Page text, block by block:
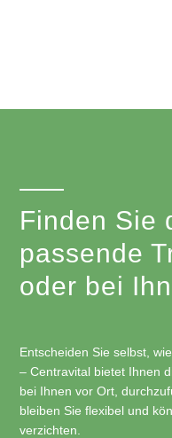
Finden Sie
passende
oder bei
Entscheiden Sie selbst,
– Centravital bietet Ihnen
bei Ihnen vor Ort,
bleiben Sie flexibel und
verzichten.